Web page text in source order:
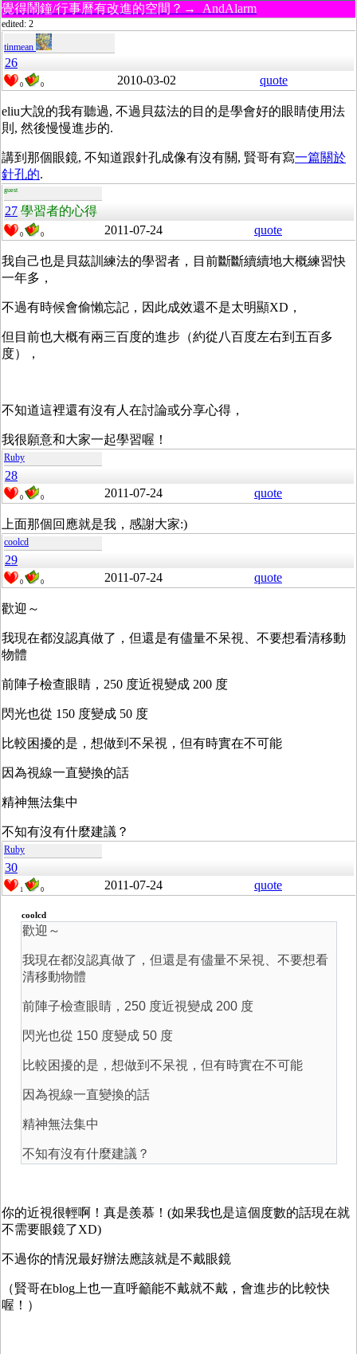
覺得鬧鐘/行事曆有改進的空間？→ AndAlarm
edited: 2
tinmean
26
0 0 2010-03-02 quote
eliu大說的我有聽過, 不過貝茲法的目的是學會好的眼睛使用法
則, 然後慢慢進步的.
講到那個眼鏡, 不知道跟針孔成像有沒有關, 賢哥有寫一篇關於
針孔的.
guest
27 學習者的心得
0 0 2011-07-24 quote
我自己也是貝茲訓練法的學習者，目前斷斷續續地大概練習快
一年多，
不過有時候會偷懶忘記，因此成效還不是太明顯XD，
但目前也大概有兩三百度的進步（約從八百度左右到五百多
度），
不知道這裡還有沒有人在討論或分享心得，
我很願意和大家一起學習喔！
Ruby
28
0 0 2011-07-24 quote
上面那個回應就是我，感謝大家:)
coolcd
29
0 0 2011-07-24 quote
歡迎～
我現在都沒認真做了，但還是有儘量不呆視、不要想看清移動
物體
前陣子檢查眼睛，250 度近視變成 200 度
閃光也從 150 度變成 50 度
比較困擾的是，想做到不呆視，但有時實在不可能
因為視線一直變換的話
精神無法集中
不知有沒有什麼建議？
Ruby
30
1 0 2011-07-24 quote
coolcd
歡迎～
我現在都沒認真做了，但還是有儘量不呆視、不要想看
清移動物體
前陣子檢查眼睛，250 度近視變成 200 度
閃光也從 150 度變成 50 度
比較困擾的是，想做到不呆視，但有時實在不可能
因為視線一直變換的話
精神無法集中
不知有沒有什麼建議？
你的近視很輕啊！真是羨慕！(如果我也是這個度數的話現在就
不需要眼鏡了XD)
不過你的情況最好辦法應該就是不戴眼鏡
（賢哥在blog上也一直呼籲能不戴就不戴，會進步的比較快
喔！）